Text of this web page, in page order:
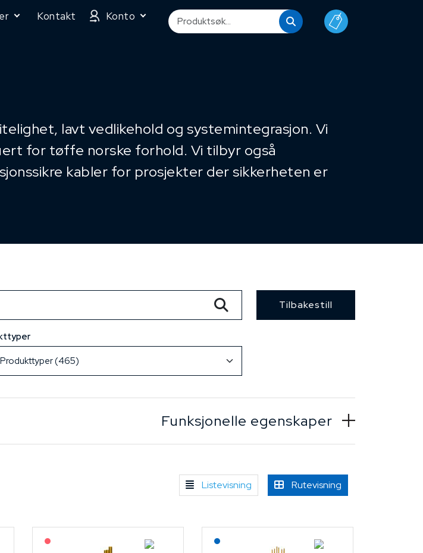
Kontakt Konto
lavt vedlikehold og systemintegrasjon. Vi
for tøffe norske forhold. Vi tilbyr også
kabler for prosjekter der sikkerheten er
Tilbakestill
Funksjonelle egenskaper
Listevisning Rutevisning